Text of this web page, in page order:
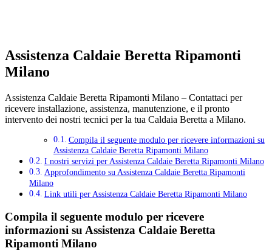
Assistenza Caldaie Beretta Ripamonti
Milano
Assistenza Caldaie Beretta Ripamonti Milano – Contattaci per
ricevere installazione, assistenza, manutenzione, e il pronto
intervento dei nostri tecnici per la tua Caldaia Beretta a Milano.
Compila il seguente modulo per ricevere informazioni su
Assistenza Caldaie Beretta Ripamonti Milano
I nostri servizi per Assistenza Caldaie Beretta Ripamonti Milano
Approfondimento su Assistenza Caldaie Beretta Ripamonti
Milano
Link utili per Assistenza Caldaie Beretta Ripamonti Milano
Compila il seguente modulo per ricevere
informazioni su Assistenza Caldaie Beretta
Ripamonti Milano